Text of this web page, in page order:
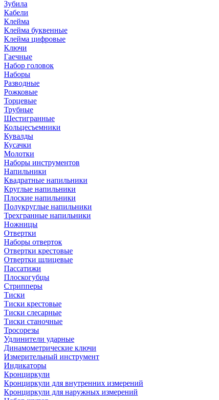
Зубила
Кабели
Клейма
Клейма буквенные
Клейма цифровые
Ключи
Гаечные
Набор головок
Наборы
Разводные
Рожковые
Торцевые
Трубные
Шестигранные
Кольцесъемники
Кувалды
Кусачки
Молотки
Наборы инструментов
Напильники
Квадратные напильники
Круглые напильники
Плоские напильники
Полукруглые напильники
Трехгранные напильники
Ножницы
Отвертки
Наборы отверток
Отвертки крестовые
Отвертки шлицевые
Пассатижи
Плоскогубцы
Стрипперы
Тиски
Тиски крестовые
Тиски слесарные
Тиски станочные
Тросорезы
Удлинители ударные
Динамометрические ключи
Измерительный инструмент
Индикаторы
Кронциркули
Кронциркули для внутренних измерений
Кронциркули для наружных измерений